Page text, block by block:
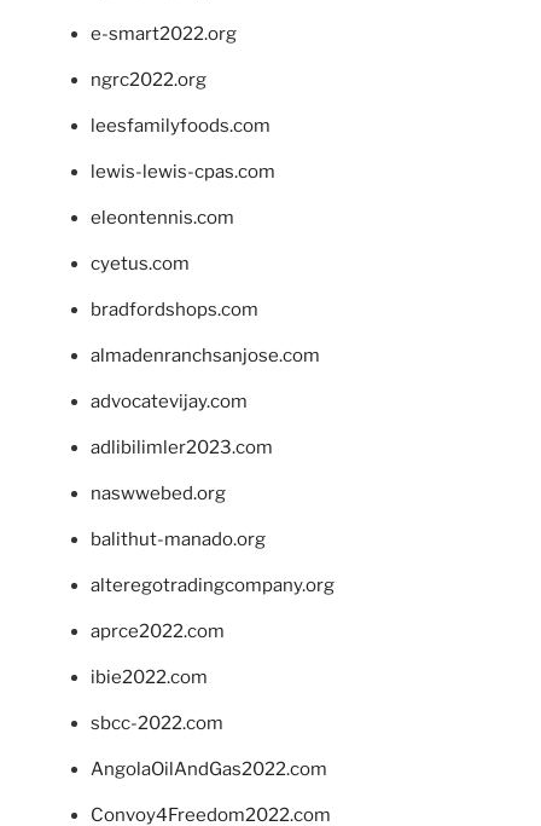
e-smart2022.org
ngrc2022.org
leesfamilyfoods.com
lewis-lewis-cpas.com
eleontennis.com
cyetus.com
bradfordshops.com
almadenranchsanjose.com
advocatevijay.com
adlibilimler2023.com
naswwebed.org
balithut-manado.org
alteregotradingcompany.org
aprce2022.com
ibie2022.com
sbcc-2022.com
AngolaOilAndGas2022.com
Convoy4Freedom2022.com